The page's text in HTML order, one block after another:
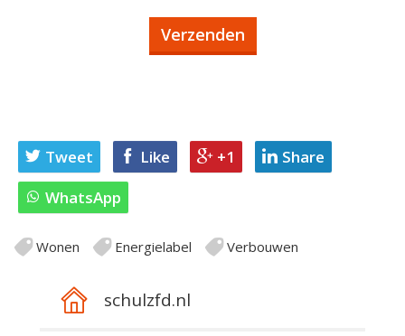
Tweet Like +1
Share
WhatsApp
Wonen Energielabel Verbouwen
schulzfd.nl